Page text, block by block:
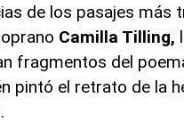
de los pasajes más
Camilla Tilling,
fragmentos del
pintó el retrato de la